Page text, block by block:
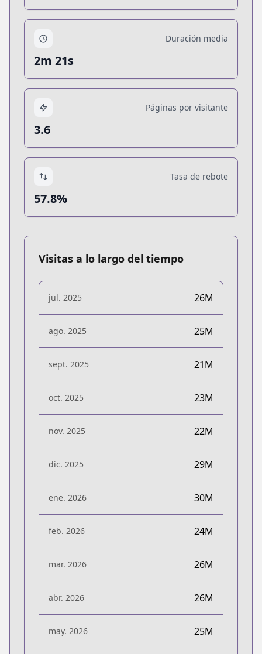
Duración media
2m 21s
Páginas por visitante
3.6
Tasa de rebote
57.8%
Visitas a lo largo del tiempo
jul. 2025 26M
ago. 2025 25M
sept. 2025 21M
oct. 2025 23M
nov. 2025 22M
dic. 2025 29M
ene. 2026 30M
feb. 2026 24M
mar. 2026 26M
abr. 2026 26M
may. 2026 25M